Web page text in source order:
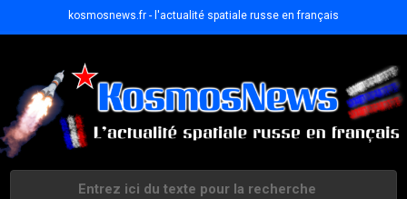
kosmosnews.fr - l'actualité spatiale russe en français